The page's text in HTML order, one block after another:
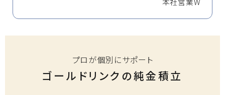
プロが個別にサポート
ゴールドリンクの純金積立